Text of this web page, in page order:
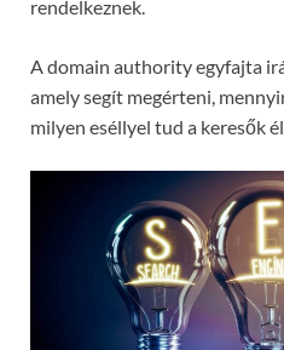
rendelkeznek.
A domain authority egyfajta
amely segít megérteni,
milyen eséllyel tud a keresők